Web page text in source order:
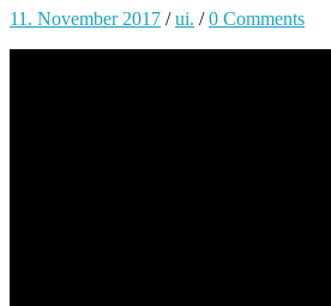
11. November 2017 /ui. /0 Comments